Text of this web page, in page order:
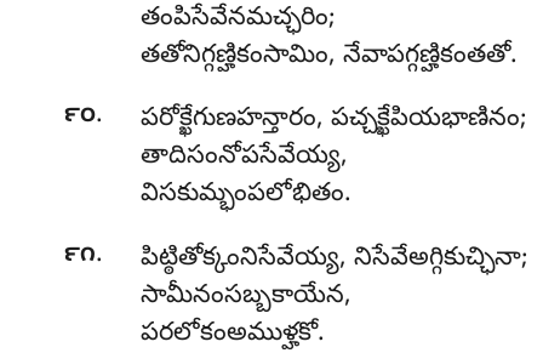
తంపిసేవేనమచ్ఛరిం;
తతోనిగ్గణ్హికంసామిం, నేవాపగ్గణ్హికంతతో.
౯౦. పరోక్ఖేగుణహన్తారం, పచ్చక్ఖేపియభాణినం;
తాదిసంనోపసేవేయ్య,
విసకుమ్భంపలోభితం.
౯౧.
పిట్ఠితోక్కంనిసేవేయ్య, నిసేవేఅగ్గికుచ్ఛినా;
సామీనంసబ్బకాయేన,
పరలోకంఅముళ్హకో.